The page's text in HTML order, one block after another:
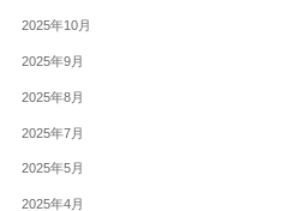
2025年10月
2025年9月
2025年8月
2025年7月
2025年5月
2025年4月